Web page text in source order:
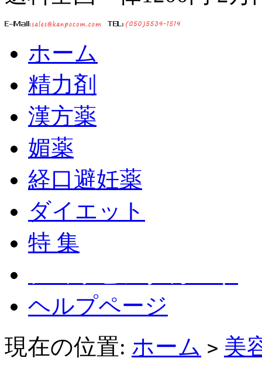
ホーム
精力剤
漢方薬
媚薬
経口避妊薬
ダイエット
特 集
ヘルプページ
現在の位置: ホーム > 美